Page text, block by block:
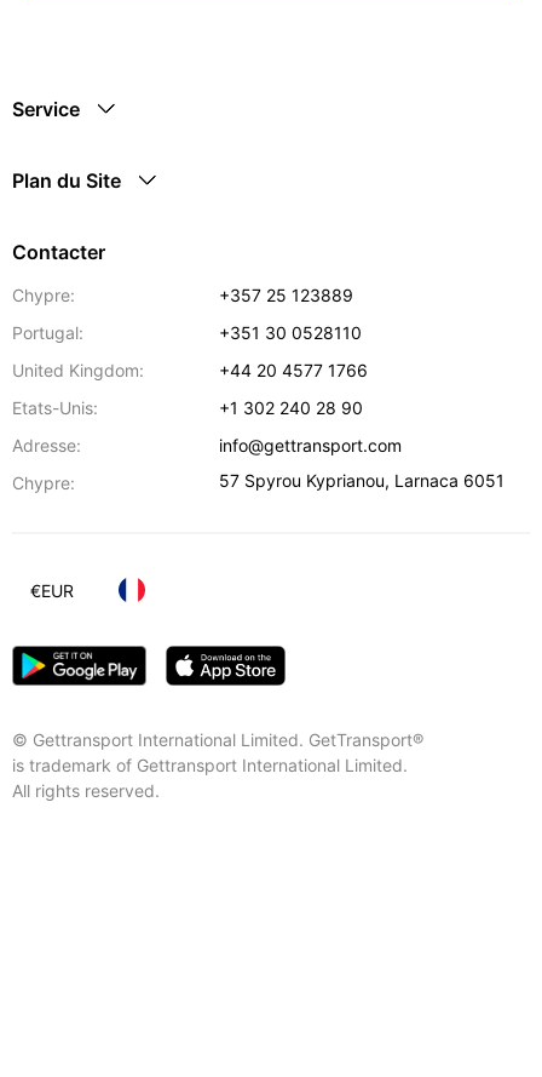
Service
Plan du Site
Contacter
Chypre:
+357 25 123889
Portugal:
+351 30 0528110
United Kingdom:
+44 20 4577 1766
Etats-Unis:
+1 302 240 28 90
Adresse:
info@gettransport.com
Chypre:
57 Spyrou Kyprianou, Larnaca 6051
© Gettransport International Limited. GetTransport®
is trademark of Gettransport International Limited.
All rights reserved.
€EUR